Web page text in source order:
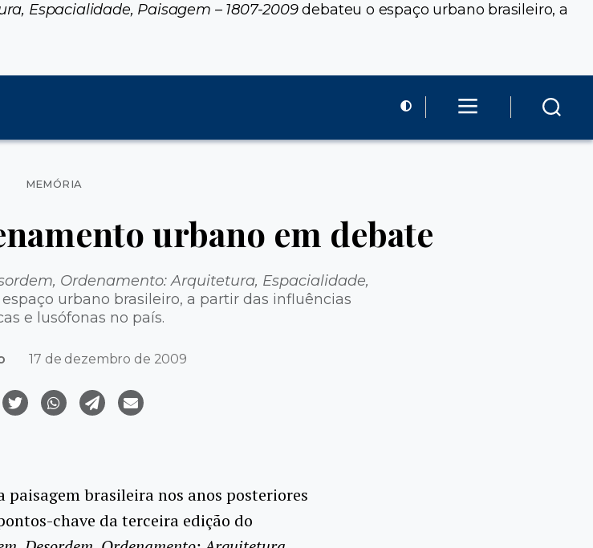
Espacialidade, Paisagem – 1807-2009debateu o espaço urbano brasileiro, a
Categorias
MEMÓRIA
urbano em debate
Ordenamento: Arquitetura, Espacialidade,
urbano brasileiro, a partir das influências
e lusófonas no país.
17 de dezembro de 2009
paisagem brasileira nos anos posteriores
chave da terceira edição do